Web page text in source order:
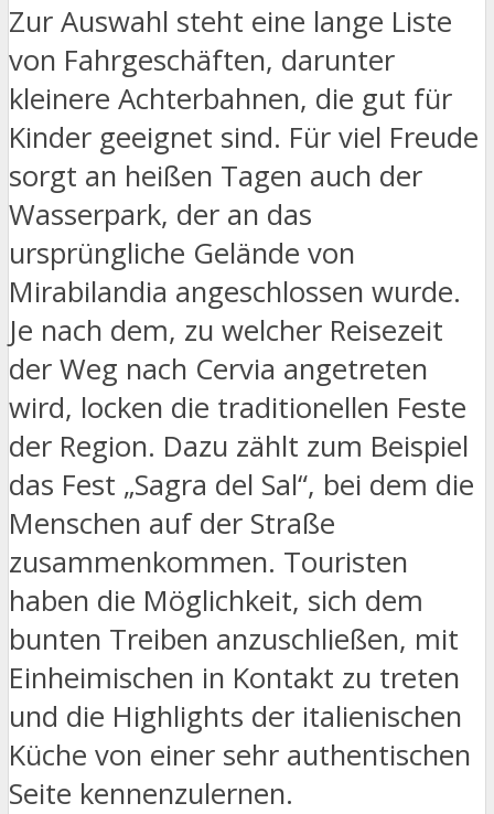
Zur Auswahl steht eine lange Liste
von Fahrgeschäften, darunter
kleinere Achterbahnen, die gut für
Kinder geeignet sind. Für viel Freude
sorgt an heißen Tagen auch der
Wasserpark, der an das
ursprüngliche Gelände von
Mirabilandia angeschlossen wurde.
Je nach dem, zu welcher Reisezeit
der Weg nach Cervia angetreten
wird, locken die traditionellen Feste
der Region. Dazu zählt zum Beispiel
das Fest „Sagra del Sal“, bei dem die
Menschen auf der Straße
zusammenkommen. Touristen
haben die Möglichkeit, sich dem
bunten Treiben anzuschließen, mit
Einheimischen in Kontakt zu treten
und die Highlights der italienischen
Küche von einer sehr authentischen
Seite kennenzulernen.